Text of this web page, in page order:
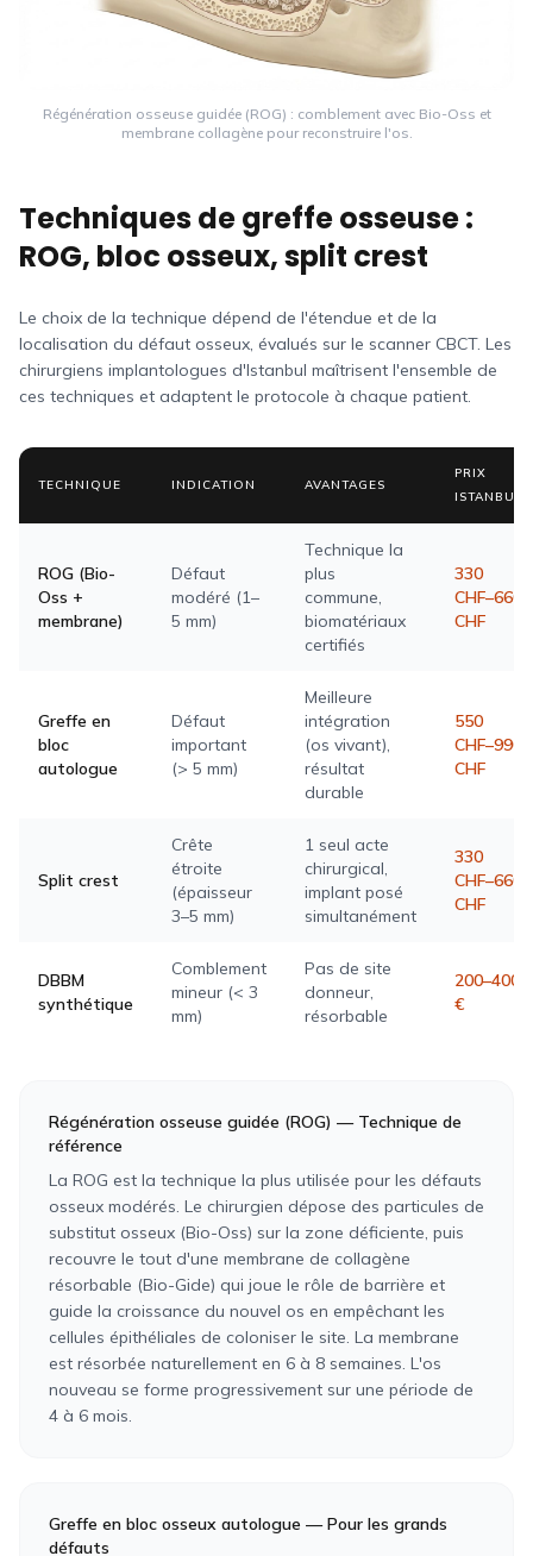
Régénération osseuse guidée (ROG) : comblement avec Bio-Oss et
membrane collagène pour reconstruire l'os.
Techniques de greffe osseuse :
ROG, bloc osseux, split crest
Le choix de la technique dépend de l'étendue et de la
localisation du défaut osseux, évalués sur le scanner CBCT. Les
chirurgiens implantologues d'Istanbul maîtrisent l'ensemble de
ces techniques et adaptent le protocole à chaque patient.
TECHNIQUE INDICATION AVANTAGES
PRIX
ISTANBUL
ROG (Bio-
Oss +
membrane)
Défaut
modéré (1–
5 mm)
Technique la
plus
commune,
biomatériaux
certifiés
330
CHF–660
CHF
Greffe en
bloc
autologue
Défaut
important
(> 5 mm)
Meilleure
intégration
(os vivant),
résultat
durable
550
CHF–990
CHF
Split crest
Crête
étroite
(épaisseur
3–5 mm)
1 seul acte
chirurgical,
implant posé
simultanément
330
CHF–660
CHF
DBBM
synthétique
Comblement
mineur (< 3
mm)
Pas de site
donneur,
résorbable
200–400
€
Régénération osseuse guidée (ROG) — Technique de
référence
La ROG est la technique la plus utilisée pour les défauts
osseux modérés. Le chirurgien dépose des particules de
substitut osseux (Bio-Oss) sur la zone déficiente, puis
recouvre le tout d'une membrane de collagène
résorbable (Bio-Gide) qui joue le rôle de barrière et
guide la croissance du nouvel os en empêchant les
cellules épithéliales de coloniser le site. La membrane
est résorbée naturellement en 6 à 8 semaines. L'os
nouveau se forme progressivement sur une période de
4 à 6 mois.
Greffe en bloc osseux autologue — Pour les grands
défauts